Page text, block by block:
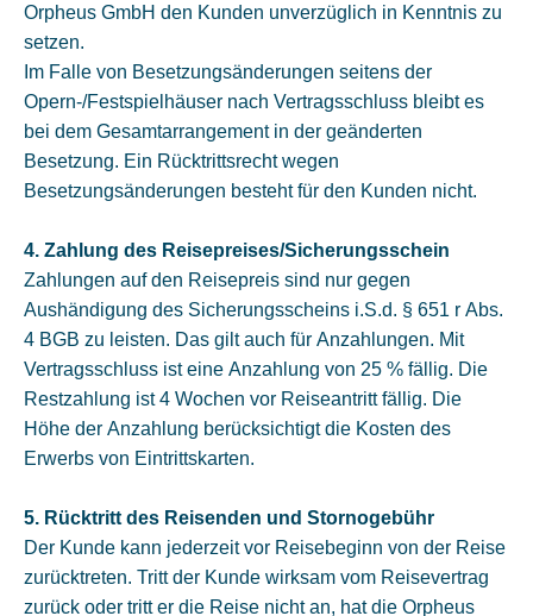
Orpheus GmbH den Kunden unverzüglich in Kenntnis zu
setzen.
Im Falle von Besetzungsänderungen seitens der
Opern-/Festspielhäuser nach Vertragsschluss bleibt es
bei dem Gesamtarrangement in der geänderten
Besetzung. Ein Rücktrittsrecht wegen
Besetzungsänderungen besteht für den Kunden nicht.
4. Zahlung des Reisepreises/Sicherungsschein
Zahlungen auf den Reisepreis sind nur gegen
Aushändigung des Sicherungsscheins i.S.d. § 651 r Abs.
4 BGB zu leisten. Das gilt auch für Anzahlungen. Mit
Vertragsschluss ist eine Anzahlung von 25 % fällig. Die
Restzahlung ist 4 Wochen vor Reiseantritt fällig. Die
Höhe der Anzahlung berücksichtigt die Kosten des
Erwerbs von Eintrittskarten.
5. Rücktritt des Reisenden und Stornogebühr
Der Kunde kann jederzeit vor Reisebeginn von der Reise
zurücktreten. Tritt der Kunde wirksam vom Reisevertrag
zurück oder tritt er die Reise nicht an, hat die Orpheus